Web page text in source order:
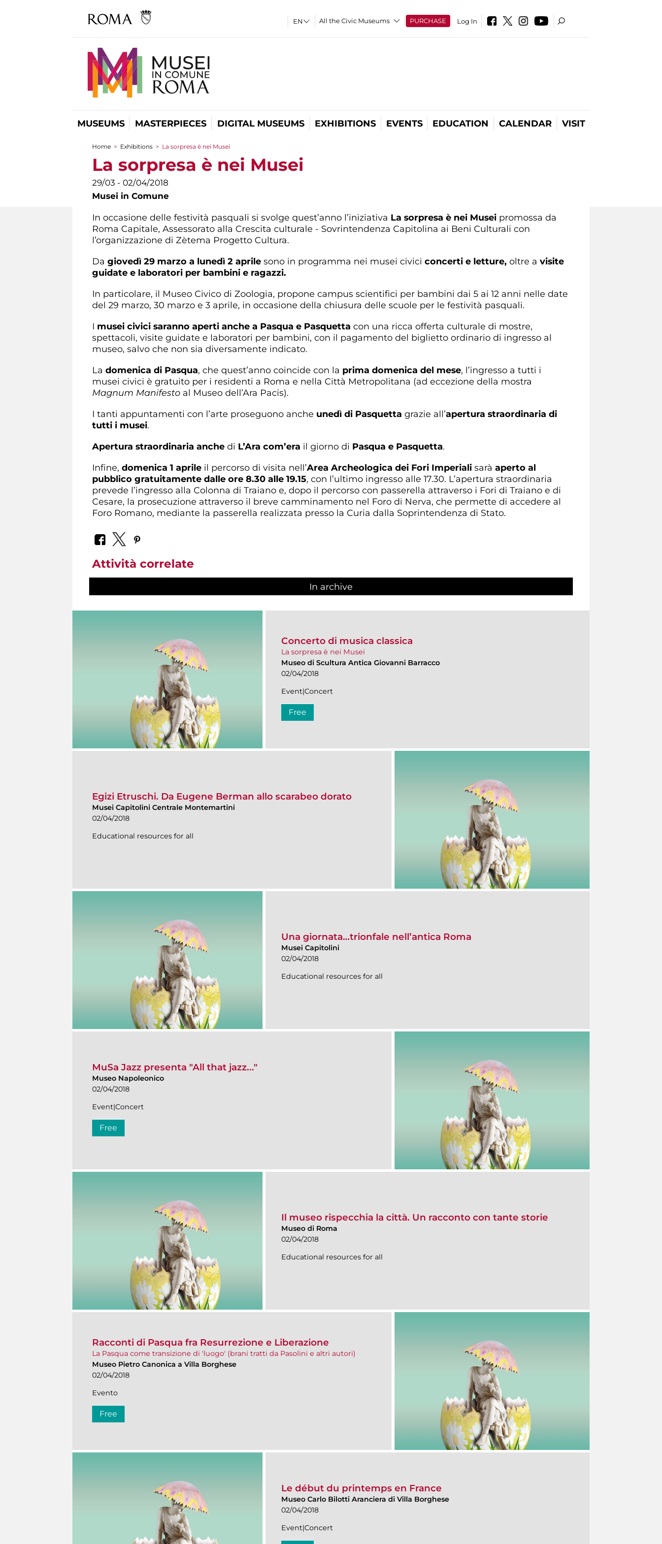
All the Civic Museums PURCHASE Log In
MUSEUMS MASTERPIECES DIGITAL MUSEUMS EXHIBITIONS EVENTS EDUCATION CALENDAR VISIT
You are here
Home > Exhibitions > La sorpresa è nei Musei
La sorpresa è nei Musei
29/03 - 02/04/2018
Musei in Comune
In occasione delle festività pasquali si svolge quest’anno l’iniziativa La sorpresa è nei Musei promossa da
Roma Capitale, Assessorato alla Crescita culturale - Sovrintendenza Capitolina ai Beni Culturali con
l’organizzazione di Zètema Progetto Cultura.
Da giovedì 29 marzo a lunedì 2 aprile sono in programma nei musei civici concerti e letture, oltre a visite
guidate e laboratori per bambini e ragazzi.
In particolare, il Museo Civico di Zoologia, propone campus scientifici per bambini dai 5 ai 12 anni nelle date
del 29 marzo, 30 marzo e 3 aprile, in occasione della chiusura delle scuole per le festività pasquali.
I musei civici saranno aperti anche a Pasqua e Pasquetta con una ricca offerta culturale di mostre,
spettacoli, visite guidate e laboratori per bambini, con il pagamento del biglietto ordinario di ingresso al
museo, salvo che non sia diversamente indicato.
La domenica di Pasqua, che quest’anno coincide con la prima domenica del mese, l’ingresso a tutti i
musei civici è gratuito per i residenti a Roma e nella Città Metropolitana (ad eccezione della mostra
Magnum Manifesto al Museo dell’Ara Pacis).
I tanti appuntamenti con l’arte proseguono anche unedì di Pasquetta grazie all’apertura straordinaria di
tutti i musei.
Apertura straordinaria anche di L’Ara com’era il giorno di Pasqua e Pasquetta.
Infine, domenica 1 aprile il percorso di visita nell’Area Archeologica dei Fori Imperiali sarà aperto al
pubblico gratuitamente dalle ore 8.30 alle 19.15, con l’ultimo ingresso alle 17.30. L’apertura straordinaria
prevede l’ingresso alla Colonna di Traiano e, dopo il percorso con passerella attraverso i Fori di Traiano e di
Cesare, la prosecuzione attraverso il breve camminamento nel Foro di Nerva, che permette di accedere al
Foro Romano, mediante la passerella realizzata presso la Curia dalla Soprintendenza di Stato.
Attività correlate
In archive
Concerto di musica classica
La sorpresa è nei Musei
Museo di Scultura Antica Giovanni Barracco
02/04/2018
Event|Concert
Free
Egizi Etruschi. Da Eugene Berman allo scarabeo dorato
Musei Capitolini Centrale Montemartini
02/04/2018
Educational resources for all
Una giornata…trionfale nell’antica Roma
Musei Capitolini
02/04/2018
Educational resources for all
MuSa Jazz presenta "All that jazz..."
Museo Napoleonico
02/04/2018
Event|Concert
Free
Il museo rispecchia la città. Un racconto con tante storie
Museo di Roma
02/04/2018
Educational resources for all
Racconti di Pasqua fra Resurrezione e Liberazione
La Pasqua come transizione di 'luogo' (brani tratti da Pasolini e altri autori)
Museo Pietro Canonica a Villa Borghese
02/04/2018
Evento
Free
Le début du printemps en France
Museo Carlo Bilotti Aranciera di Villa Borghese
02/04/2018
Event|Concert